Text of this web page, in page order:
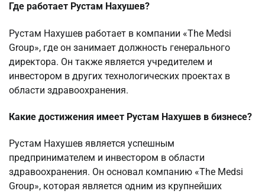
Где работает Рустам Нахушев?
Рустам Нахушев работает в компании «The Medsi
Group», где он занимает должность генерального
директора. Он также является учредителем и
инвестором в других технологических проектах в
области здравоохранения.
Какие достижения имеет Рустам Нахушев в бизнесе?
Рустам Нахушев является успешным
предпринимателем и инвестором в области
здравоохранения. Он основал компанию «The Medsi
Group», которая является одним из крупнейших